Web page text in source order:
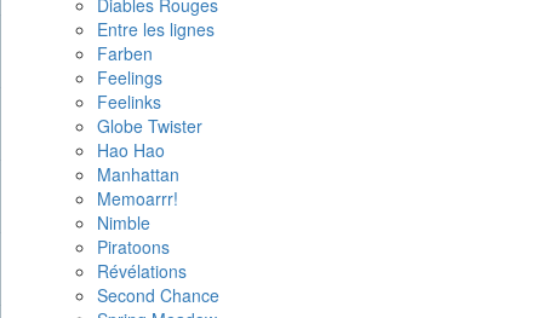
Diables Rouges
Entre les lignes
Farben
Feelings
Feelinks
Globe Twister
Hao Hao
Manhattan
Memoarrr!
Nimble
Piratoons
Révélations
Second Chance